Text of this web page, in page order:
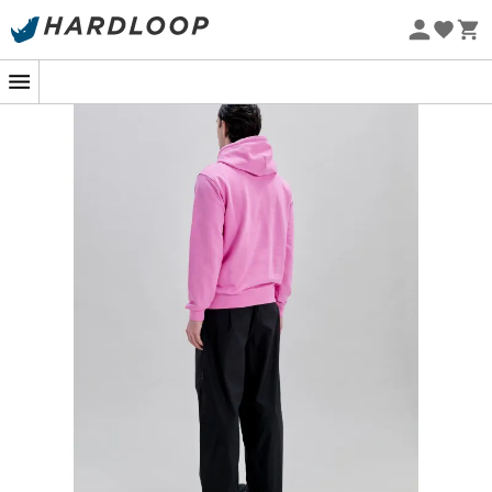
Letní akce 🔥 -5 % EXTRA při nákupu 2 produktů* s kódem
Nové